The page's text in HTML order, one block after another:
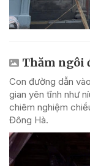
Thăm ngôi
Con đường dẫn
gian yên tĩnh như
chiêm nghiệm
Đông Hà.